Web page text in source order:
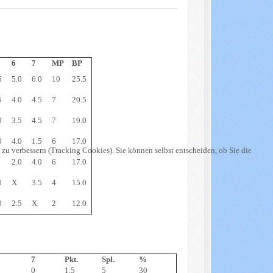
6 7 MP
BP
5.0 6.0 10 25.5
4.0 4.5 7 20.5
3.5 4.5 7 19.0
4.0 1.5 6 17.0
2.0 4.0 6 17.0
X 3.5 4 15.0
2.5 X 2
12.0
7 Pkt. Spl.
%
0 1.5 5
30
verbessern (Tracking Cookies). Sie können selbst entscheiden, ob Sie die